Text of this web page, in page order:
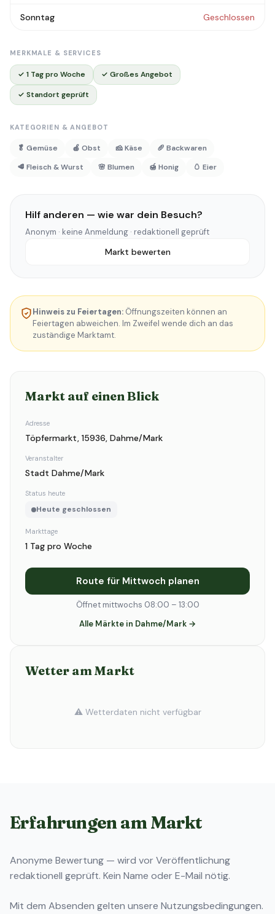
Sonntag Geschlossen
MERKMALE & SERVICES
✓ 1 Tag pro Woche ✓ Großes Angebot
✓ Standort geprüft
KATEGORIEN & ANGEBOT
🥬 Gemüse 🍎 Obst 🧀 Käse
🥖 Backwaren
🥩 Fleisch & Wurst
🌸 Blumen 🍯 Honig 🥚 Eier
Hilf anderen — wie war dein Besuch?
Anonym · keine Anmeldung · redaktionell geprüft
Markt bewerten
Hinweis zu Feiertagen: Öffnungszeiten können an
Feiertagen abweichen. Im Zweifel wende dich an das
zuständige Marktamt.
Markt auf einen Blick
Adresse
Töpfermarkt, 15936, Dahme/Mark
Veranstalter
Stadt Dahme/Mark
Status heute
Heute geschlossen
Markttage
1 Tag pro Woche
Route für Mittwoch planen
Öffnet mittwochs 08:00 – 13:00
Alle Märkte in Dahme/Mark →
Wetter am Markt
⚠️ Wetterdaten nicht verfügbar
Erfahrungen am Markt
Anonyme Bewertung — wird vor Veröffentlichung
redaktionell geprüft. Kein Name oder E-Mail nötig.
Mit dem Absenden gelten unsere Nutzungsbedingungen.